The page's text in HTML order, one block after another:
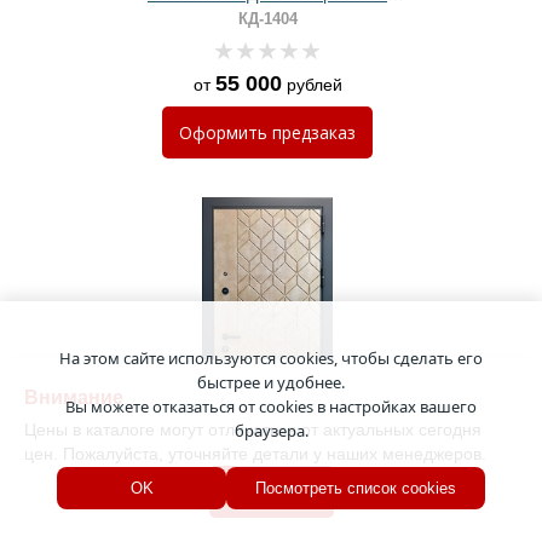
Внимание
Цены в каталоге могут отличаться от актуальных сегодня
цен. Пожалуйста, уточняйте детали у наших менеджеров.
Хорошо
вставкой
КД-1404
от55 000рублей
Оформить предзаказ
Металлическая квартирная дверь с
панелями МДФ с фрезерованным
На этом сайте используются cookies, чтобы сделать его
быстрее и удобнее.
Вы можете отказаться от cookies в настройках вашего
браузера.
OK Посмотреть список cookies